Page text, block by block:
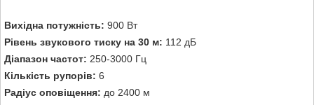
Вихідна потужність: 900 Вт
Рівень звукового тиску на 30 м: 112 дБ
Діапазон частот: 250-3000 Гц
Кількість рупорів: 6
Радіус оповіщення: до 2400 м